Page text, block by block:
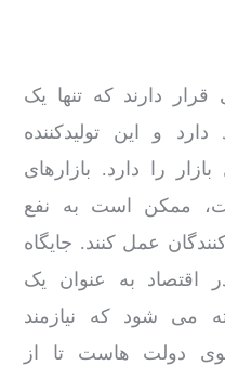
قرار دارند که تنها یک
دارد و این تولیدکننده
را دارد. بازارهای
ممکن است به نفع
عمل کنند. جایگاه
اقتصاد به عنوان یک
می شود که نیازمند
دولت هاست تا از